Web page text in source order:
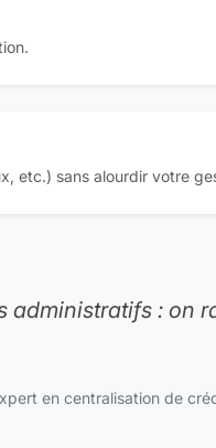
etc.) sans alourdir votre
administratifs : on
en centralisation de